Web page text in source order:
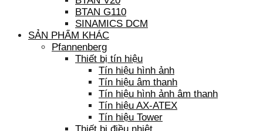
BTAN G110
SINAMICS DCM
SẢN PHẨM KHÁC
Pfannenberg
Thiết bị tín hiệu
Tín hiệu hình ảnh
Tín hiệu âm thanh
Tín hiệu hình ảnh âm thanh
Tín hiệu AX-ATEX
Tín hiệu Tower